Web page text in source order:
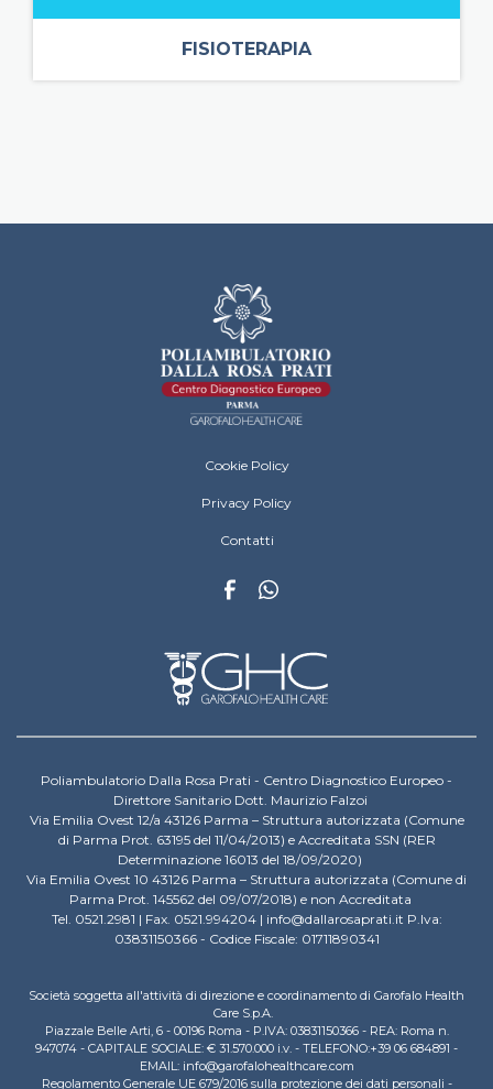
FISIOTERAPIA
Dalla Rosa Prati Footer Menu
Cookie Policy
Privacy Policy
Contatti
Poliambulatorio Dalla Rosa Prati - Centro Diagnostico Europeo -
Direttore Sanitario Dott. Maurizio Falzoi
Via Emilia Ovest 12/a 43126 Parma – Struttura autorizzata (Comune
di Parma Prot. 63195 del 11/04/2013) e Accreditata SSN (RER
Determinazione 16013 del 18/09/2020)
Via Emilia Ovest 10 43126 Parma – Struttura autorizzata (Comune di
Parma Prot. 145562 del 09/07/2018) e non Accreditata
Tel. 0521.2981 | Fax. 0521.994204 | info@dallarosaprati.it P.Iva:
03831150366 - Codice Fiscale: 01711890341
Società soggetta all'attività di direzione e coordinamento di Garofalo Health
Care S.p.A.
Piazzale Belle Arti, 6 - 00196 Roma - P.IVA: 03831150366 - REA: Roma n.
947074 - CAPITALE SOCIALE: € 31.570.000 i.v. - TELEFONO:+39 06 684891 -
EMAIL: info@garofalohealthcare.com
Regolamento Generale UE 679/2016 sulla protezione dei dati personali -